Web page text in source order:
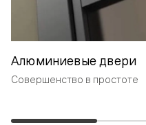
Алюминиевые двери
Совершенство в простоте